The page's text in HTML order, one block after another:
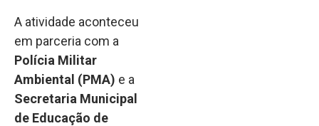
A atividade aconteceu
em parceria com a
Polícia Militar
Ambiental (PMA) e a
Secretaria Municipal
de Educação de